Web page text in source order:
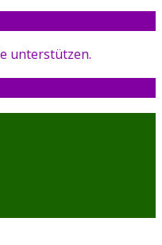
unterstützen.